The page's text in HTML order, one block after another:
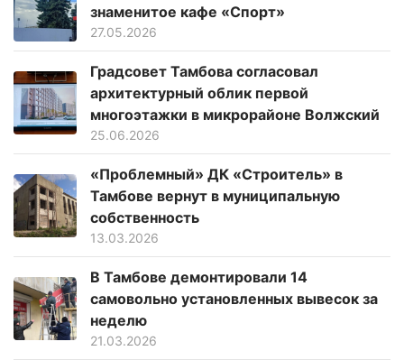
знаменитое кафе «Спорт»
27.05.2026
Градсовет Тамбова согласовал
архитектурный облик первой
многоэтажки в микрорайоне Волжский
25.06.2026
«Проблемный» ДК «Строитель» в
Тамбове вернут в муниципальную
собственность
13.03.2026
В Тамбове демонтировали 14
самовольно установленных вывесок за
неделю
21.03.2026